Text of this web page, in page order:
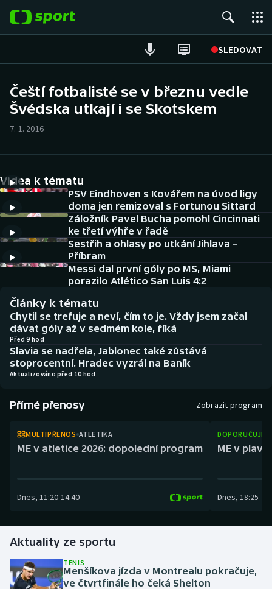
SLEDOVAT
ME v plavání
Tenis
DALŠÍ SPORTY
Americký fotbal
Baseball a softbal
Basketbal
Biatlon
Boby a skeleton
Box
Florbal
Futsal
NEPŘEHLÉDNĚTE
Historické návraty
Aplikace ČT sport
AZ kvíz
Čeští fotbalisté se v březnu vedle
Švédska utkají i se Skotskem
7. 1. 2016
Videa k tématu
PSV Eindhoven s Kovářem na úvod ligy
doma jen remizoval s Fortunou Sittard
Záložník Pavel Bucha pomohl Cincinnati
ke třetí výhře v řadě
Sestřih a ohlasy po utkání Jihlava –
Příbram
Messi dal první góly po MS, Miami
porazilo Atlético San Luis 4:2
Články k tématu
Chytil se trefuje a neví, čím to je. Vždy jsem začal
dávat góly až v sedmém kole, říká
Před 9 hod
Slavia se nadřela, Jablonec také zůstává
stoprocentní. Hradec vyzrál na Baník
Aktualizováno před 10 hod
Přímé přenosy Zobrazit program
MULTIPŘENOS ATLETIKA
ME v atletice 2026: dopolední program
Dnes, 11:20-14:40
ME v
Dnes, 18:25-
Aktuality ze sportu
TENIS
Menšíkova jízda v Montrealu pokračuje,
ve čtvrtfinále ho čeká Shelton